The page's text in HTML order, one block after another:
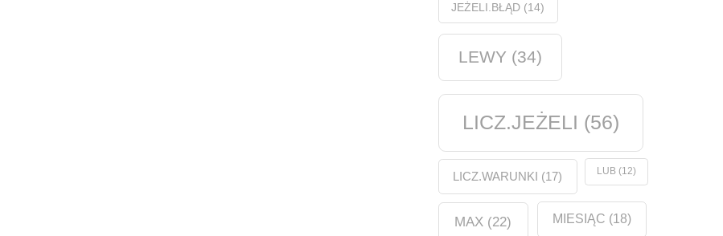
JEŻELI.BŁĄD (14)
LEWY (34)
LICZ.JEŻELI (56)
LICZ.WARUNKI (17) LUB(12)
MAX (22) MIESIĄC (18)